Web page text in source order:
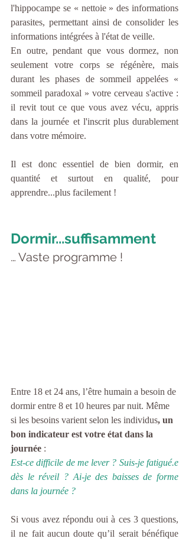
l'hippocampe se « nettoie » des informations
parasites, permettant ainsi de consolider les
informations intégrées à l'état de veille.
En outre, pendant que vous dormez, non
seulement votre corps se régénère, mais
durant les phases de sommeil appelées «
sommeil paradoxal » votre cerveau s'active :
il revit tout ce que vous avez vécu, appris
dans la journée et l'inscrit plus durablement
dans votre mémoire.
Il est donc essentiel de bien dormir, en
quantité et surtout en qualité, pour
apprendre...plus facilement !
Dormir...suffisamment
… Vaste programme !
Entre 18 et 24 ans, l’être humain a besoin de
dormir entre 8 et 10 heures par nuit. Même
si les besoins varient selon les individus, un
bon indicateur est votre état dans la
journée :
Est-ce difficile de me lever ? Suis-je fatigué.e
dès le réveil ? Ai-je des baisses de forme
dans la journée ?
Si vous avez répondu oui à ces 3 questions,
il ne fait aucun doute qu’il serait bénéfique